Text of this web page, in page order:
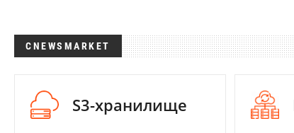
CNEWSMARKET
S3-хранилище